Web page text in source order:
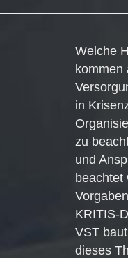
Welche
kommen
in
zu
und
beachtet
KRITIS-
VST
dieses